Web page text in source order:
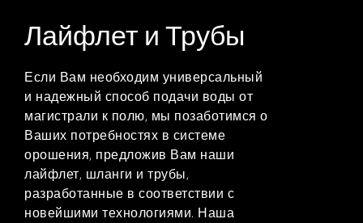
Лайфлет и Трубы
Если Вам необходим универсальный
и надежный способ подачи воды от
магистрали к полю, мы позаботимся о
Ваших потребностях в системе
орошения, предложив Вам наши
лайфлет, шланги и трубы,
разработанные в соответствии с
новейшими технологиями. Наша